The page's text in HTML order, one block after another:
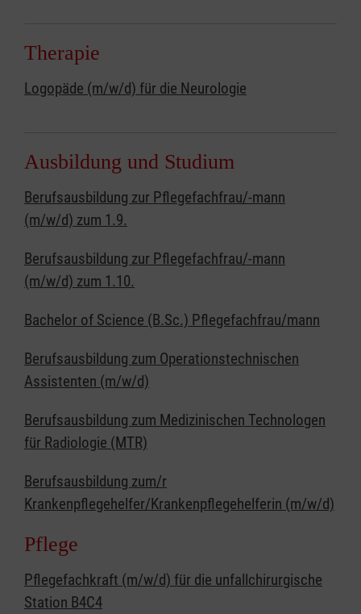
Therapie
Logopäde (m/w/d) für die Neurologie
Ausbildung und Studium
Berufsausbildung zur Pflegefachfrau/-mann
(m/w/d) zum 1.9.
Berufsausbildung zur Pflegefachfrau/-mann
(m/w/d) zum 1.10.
Bachelor of Science (B.Sc.) Pflegefachfrau/mann
Berufsausbildung zum Operationstechnischen
Assistenten (m/w/d)
Berufsausbildung zum Medizinischen Technologen
für Radiologie (MTR)
Berufsausbildung zum/r
Krankenpflegehelfer/Krankenpflegehelferin (m/w/d)
Pflege
Pflegefachkraft (m/w/d) für die unfallchirurgische
Station B4C4